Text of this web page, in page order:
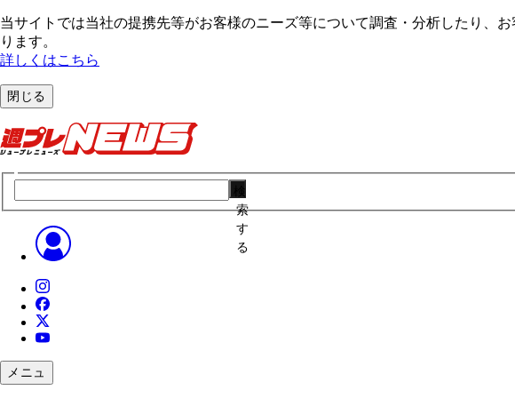
当サイトでは当社の提携先等がお客様のニーズ等について調査・分析したり、
ります。
詳しくはこちら
閉じる
索
す
る
メニュ